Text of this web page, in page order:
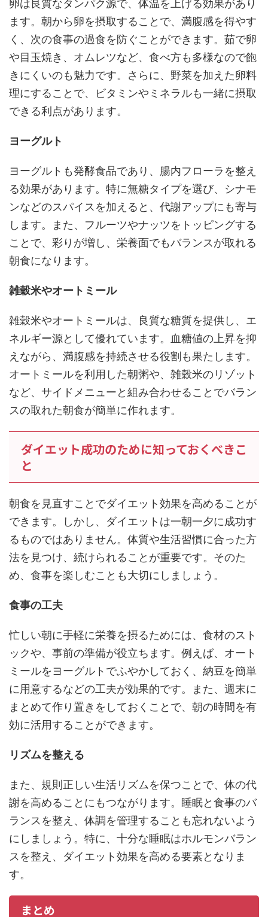
卵は良質なタンパク源で、体温を上げる効果があり
ます。朝から卵を摂取することで、満腹感を得やす
く、次の食事の過食を防ぐことができます。茹で卵
や目玉焼き、オムレツなど、食べ方も多様なので飽
きにくいのも魅力です。さらに、野菜を加えた卵料
理にすることで、ビタミンやミネラルも一緒に摂取
できる利点があります。
ヨーグルト
ヨーグルトも発酵食品であり、腸内フローラを整え
る効果があります。特に無糖タイプを選び、シナモ
ンなどのスパイスを加えると、代謝アップにも寄与
します。また、フルーツやナッツをトッピングする
ことで、彩りが増し、栄養面でもバランスが取れる
朝食になります。
雑穀米やオートミール
雑穀米やオートミールは、良質な糖質を提供し、エ
ネルギー源として優れています。血糖値の上昇を抑
えながら、満腹感を持続させる役割も果たします。
オートミールを利用した朝粥や、雑穀米のリゾット
など、サイドメニューと組み合わせることでバラン
スの取れた朝食が簡単に作れます。
ダイエット成功のために知っておくべきこ
と
朝食を見直すことでダイエット効果を高めることが
できます。しかし、ダイエットは一朝一夕に成功す
るものではありません。体質や生活習慣に合った方
法を見つけ、続けられることが重要です。そのた
め、食事を楽しむことも大切にしましょう。
食事の工夫
忙しい朝に手軽に栄養を摂るためには、食材のスト
ックや、事前の準備が役立ちます。例えば、オート
ミールをヨーグルトでふやかしておく、納豆を簡単
に用意するなどの工夫が効果的です。また、週末に
まとめて作り置きをしておくことで、朝の時間を有
効に活用することができます。
リズムを整える
また、規則正しい生活リズムを保つことで、体の代
謝を高めることにもつながります。睡眠と食事のバ
ランスを整え、体調を管理することも忘れないよう
にしましょう。特に、十分な睡眠はホルモンバラン
スを整え、ダイエット効果を高める要素となりま
す。
まとめ